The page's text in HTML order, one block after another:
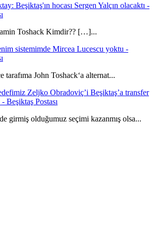
Beşiktaş'ın hocası Sergen Yalçın olacaktı -
Toshack Kimdir?? […]...
sistemimde Mircea Lucescu yoktu -
John Toshack‘a alternat...
Zeljko Obradoviç’i Beşiktaş’a transfer
Beşiktaş Postası
girmiş olduğumuz seçimi kazanmış olsa...